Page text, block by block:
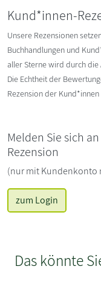
Kund*innen-
Unsere Rezensionen
Buchhandlungen und
aller Sterne wird durch die
Die Echtheit der
Rezension der
Melden Sie sich
Rezension
(nur mit Kundenkonto
zum Login
Das könnte